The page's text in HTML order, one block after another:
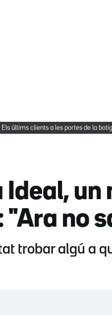
Els últims clients a les portes de la
un
"Ara no
trobar algú a